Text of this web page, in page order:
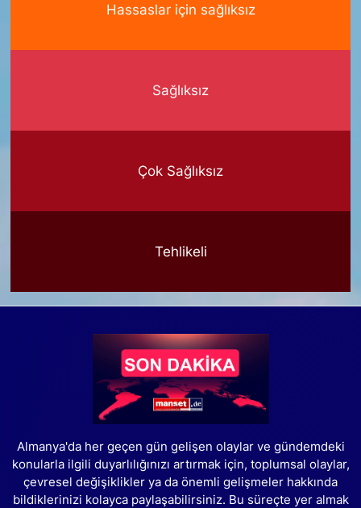
Hassaslar için sağlıksız
Sağlıksız
Çok Sağlıksız
Tehlikeli
Almanya'da her geçen gün gelişen olaylar ve gündemdeki
konularla ilgili duyarlılığınızı artırmak için, toplumsal olaylar,
çevresel değişiklikler ya da önemli gelişmeler hakkında
bildiklerinizi kolayca paylaşabilirsiniz. Bu süreçte yer almak